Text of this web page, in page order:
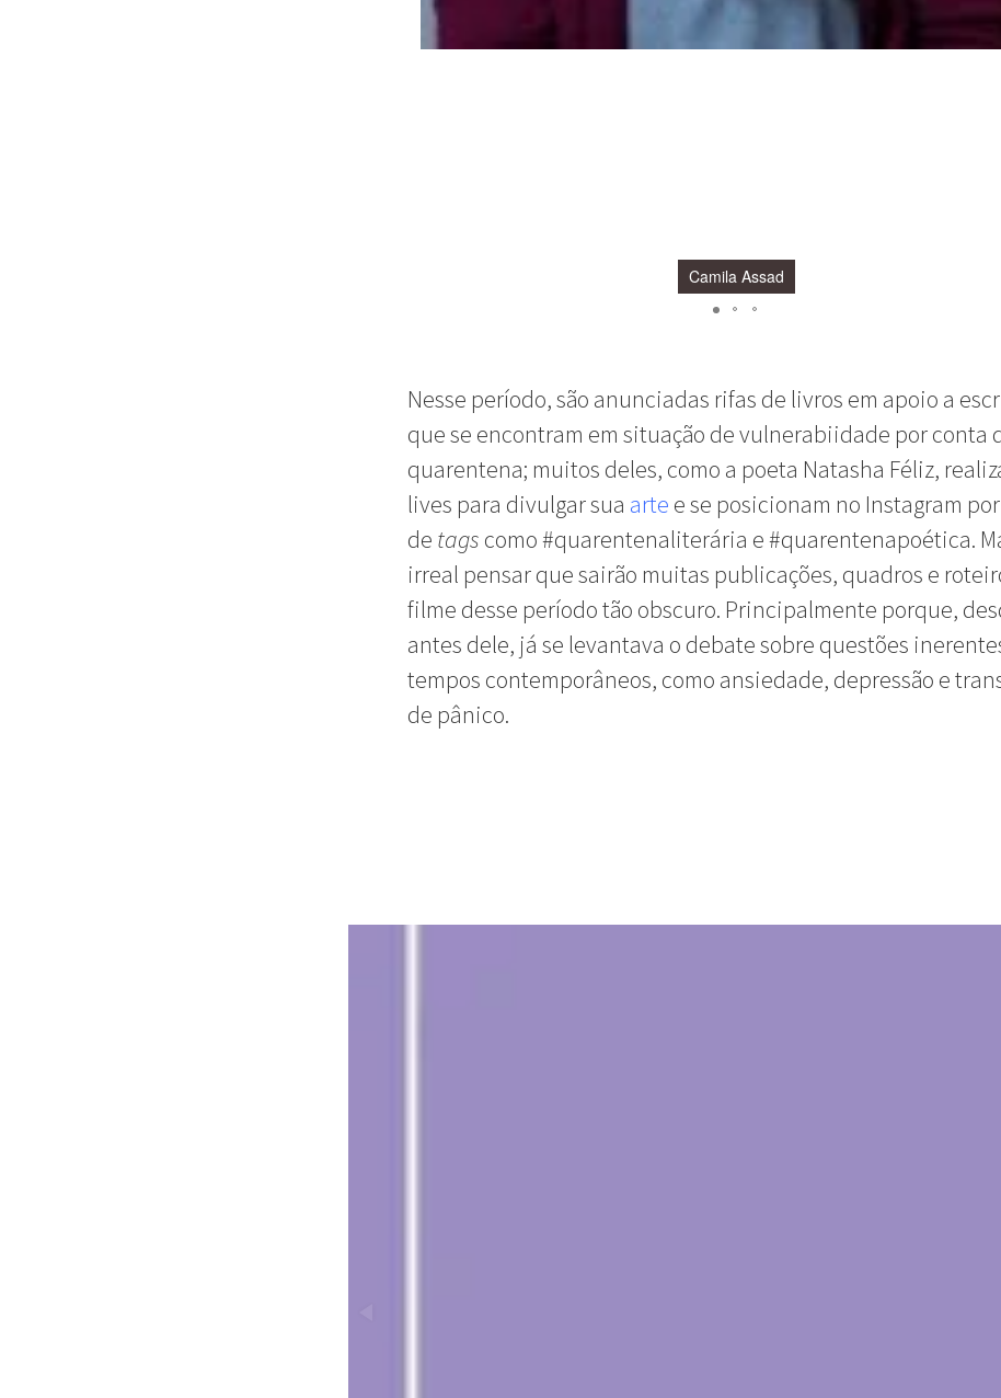
Camila Assad
Nesse período, são anunciadas rifas de livros em apoio a
que se encontram em situação de vulnerabiidade por conta
quarentena; muitos deles, como a poeta Natasha Féliz,
lives para divulgar sua arte e se posicionam no Instagram
de tags como #quarentenaliterária e #quarentenapoética.
irreal pensar que sairão muitas publicações, quadros e
filme desse período tão obscuro. Principalmente porque,
antes dele, já se levantava o debate sobre questões
tempos contemporâneos, como ansiedade, depressão e
de pânico.